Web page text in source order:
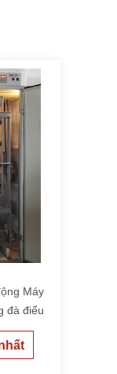
Máy
đà điểu